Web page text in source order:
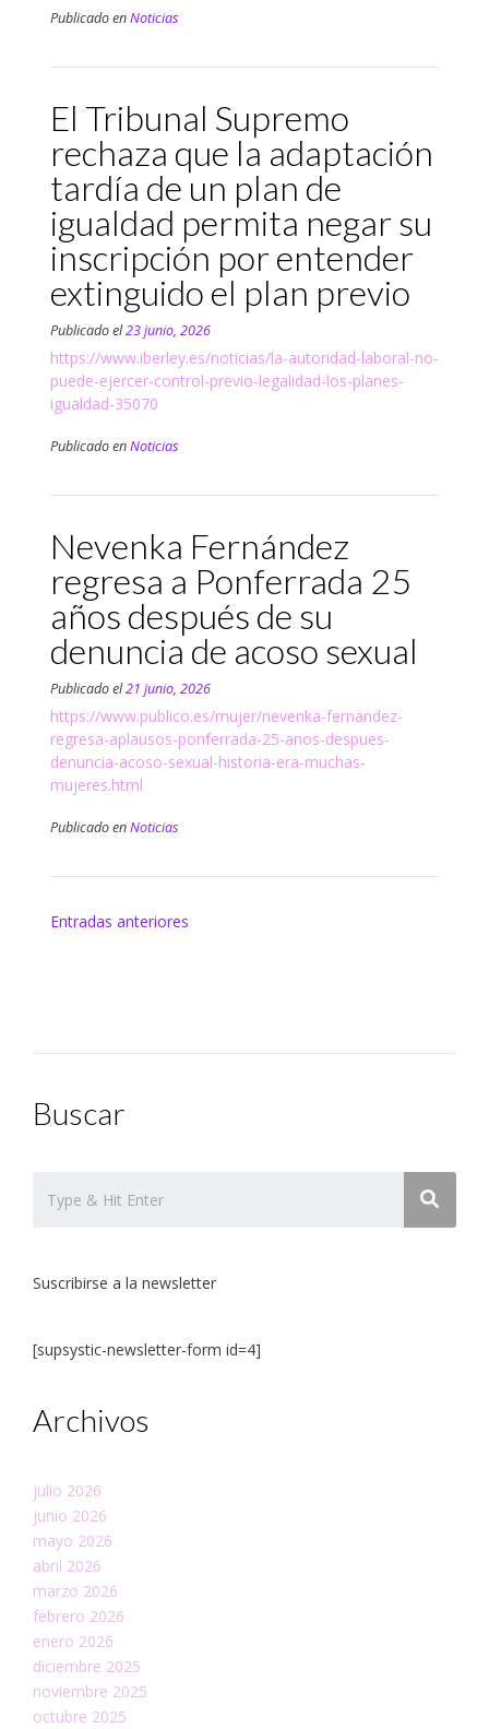
Publicado enNoticias
El Tribunal Supremo
rechaza que la adaptación
tardía de un plan de
igualdad permita negar su
inscripción por entender
extinguido el plan previo
Publicado el23 junio, 2026
https://www.iberley.es/noticias/la-autoridad-laboral-no-
puede-ejercer-control-previo-legalidad-los-planes-
igualdad-35070
Publicado enNoticias
Nevenka Fernández
regresa a Ponferrada 25
años después de su
denuncia de acoso sexual
Publicado el21 junio, 2026
https://www.publico.es/mujer/nevenka-fernandez-
regresa-aplausos-ponferrada-25-anos-despues-
denuncia-acoso-sexual-historia-era-muchas-
mujeres.html
Publicado enNoticias
Navegación
Entradas anteriores
Buscar
Suscribirse a la newsletter
[supsystic-newsletter-form id=4]
Archivos
julio 2026
junio 2026
mayo 2026
abril 2026
marzo 2026
febrero 2026
enero 2026
diciembre 2025
noviembre 2025
octubre 2025